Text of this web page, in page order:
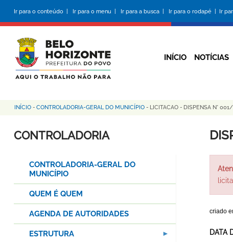
conteúdo
principal
Ir para o conteúdo | Ir para o menu | Ir para a busca | Ir para o rodapé | Ir
INÍCIO NOTÍCIAS
Trilha
de
INÍCIO - CONTROLADORIA-GERAL DO MUNICÍPIO - LICITACAO - DISPENSA N°
criado
DATA
CONTROLADORIA
CONTROLADORIA-GERAL DO
MUNICÍPIO
QUEM É QUEM
AGENDA DE AUTORIDADES
ESTRUTURA